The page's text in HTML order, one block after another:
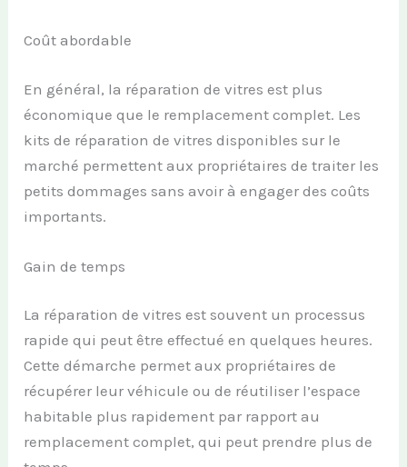
Coût abordable
En général, la réparation de vitres est plus
économique que le remplacement complet. Les
kits de réparation de vitres disponibles sur le
marché permettent aux propriétaires de traiter les
petits dommages sans avoir à engager des coûts
importants.
Gain de temps
La réparation de vitres est souvent un processus
rapide qui peut être effectué en quelques heures.
Cette démarche permet aux propriétaires de
récupérer leur véhicule ou de réutiliser l’espace
habitable plus rapidement par rapport au
remplacement complet, qui peut prendre plus de